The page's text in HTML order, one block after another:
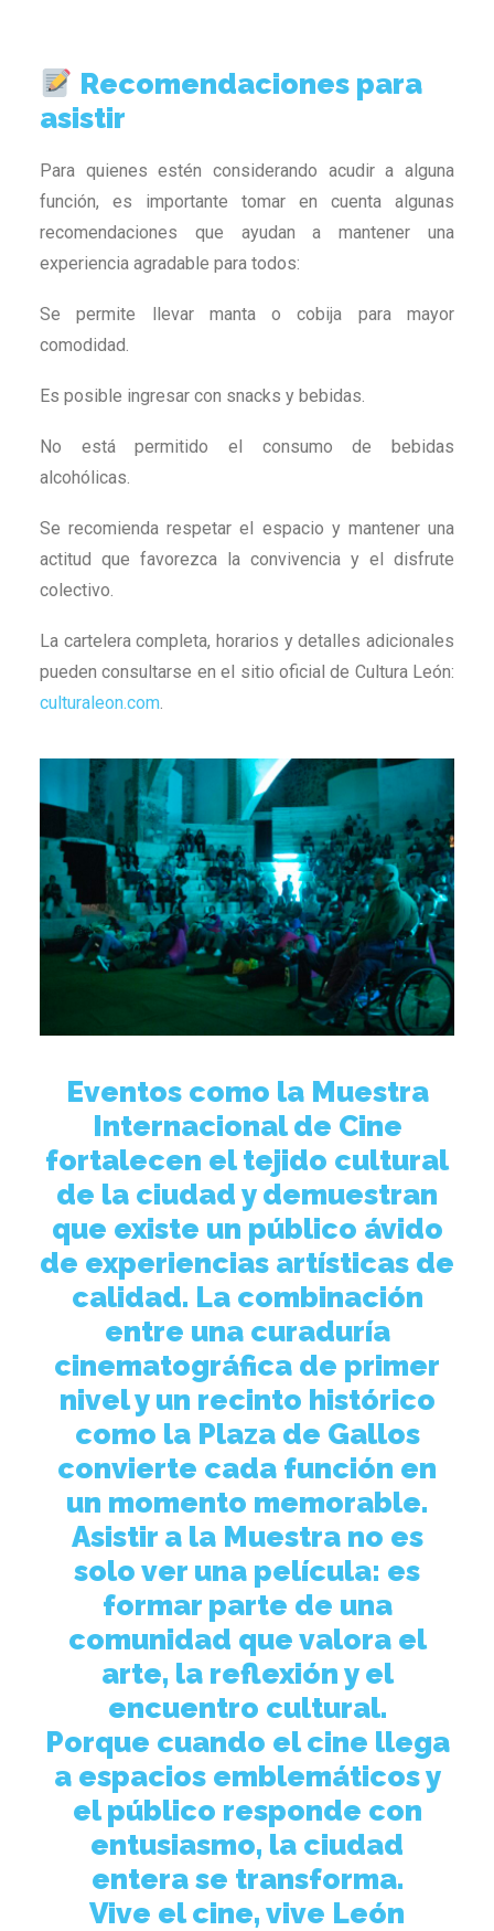
Recomendaciones para
asistir
Para quienes estén considerando acudir a alguna
función, es importante tomar en cuenta algunas
recomendaciones que ayudan a mantener una
experiencia agradable para todos:
Se permite llevar manta o cobija para mayor
comodidad.
Es posible ingresar con snacks y bebidas.
No está permitido el consumo de bebidas
alcohólicas.
Se recomienda respetar el espacio y mantener una
actitud que favorezca la convivencia y el disfrute
colectivo.
La cartelera completa, horarios y detalles adicionales
pueden consultarse en el sitio oficial de Cultura León:
culturaleon.com.
Eventos como la Muestra
Internacional de Cine
fortalecen el tejido cultural
de la ciudad y demuestran
que existe un público ávido
de experiencias artísticas de
calidad. La combinación
entre una curaduría
cinematográfica de primer
nivel y un recinto histórico
como la Plaza de Gallos
convierte cada función en
un momento memorable.
Asistir a la Muestra no es
solo ver una película: es
formar parte de una
comunidad que valora el
arte, la reflexión y el
encuentro cultural.
Porque cuando el cine llega
a espacios emblemáticos y
el público responde con
entusiasmo, la ciudad
entera se transforma.
Vive el cine, vive León